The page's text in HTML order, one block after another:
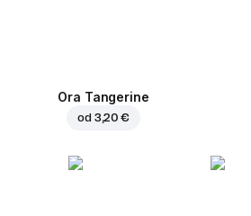
Ora Tangerine
od 3,20 €